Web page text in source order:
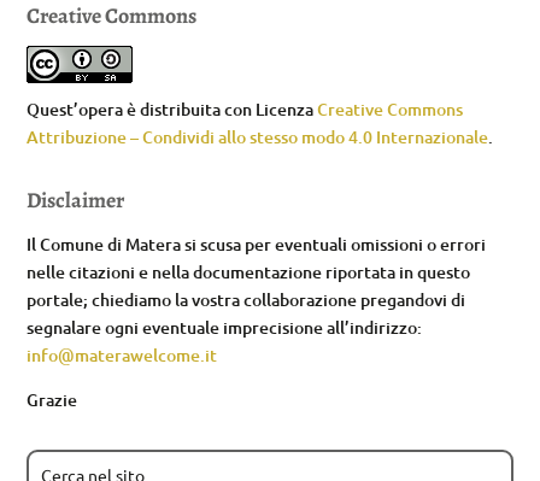
Creative Commons
Quest’opera è distribuita con LicenzaCreative Commons
Attribuzione – Condividi allo stesso modo 4.0 Internazionale.
Disclaimer
Il Comune di Matera si scusa per eventuali omissioni o errori
nelle citazioni e nella documentazione riportata in questo
portale; chiediamo la vostra collaborazione pregandovi di
segnalare ogni eventuale imprecisione all’indirizzo:
info@materawelcome.it
Grazie